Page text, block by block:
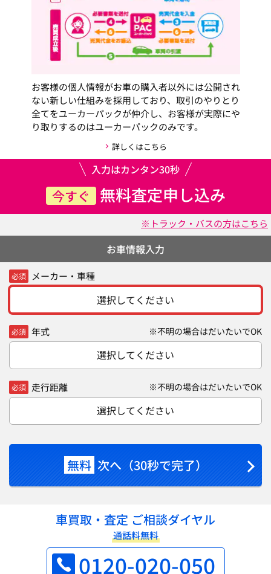
お客様の個人情報がお車の購入者以外には公開され
ない新しい仕組みを採用しており、取引のやりとり
全てをユーカーパックが仲介し、お客様が実際にや
り取りするのはユーカーパックのみです。
詳しくはこちら
入力はカンタン30秒
今すぐ 無料査定申し込み
※トラック・バスの方はこちら
お車情報入力
必須 メーカー・車種
選択してください
必須 年式 ※不明の場合はだいたいでOK
選択してください
必須 走行距離 ※不明の場合はだいたいでOK
選択してください
無料 次へ（30秒で完了）
車買取・査定 ご相談ダイヤル
通話料無料
0120-020-050